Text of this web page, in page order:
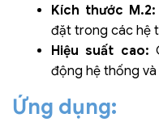
Kích thước M.2:
đặt trong các hệ
Hiệu suất cao:
động hệ thống
Ứng dụng: